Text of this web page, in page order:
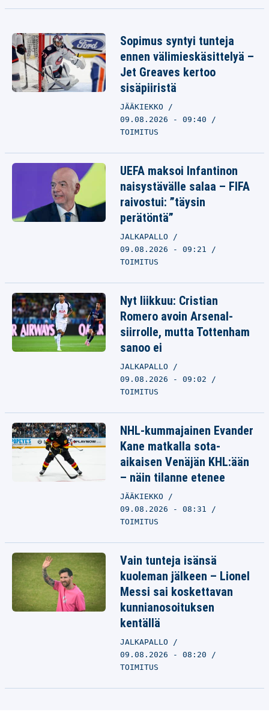
Sopimus syntyi tunteja
ennen välimieskäsittelyä –
Jet Greaves kertoo
sisäpiiristä
JÄÄKIEKKO
09.08.2026 - 09:40
TOIMITUS
UEFA maksoi Infantinon
naisystävälle salaa – FIFA
raivostui: ”täysin
perätöntä”
JALKAPALLO
09.08.2026 - 09:21
TOIMITUS
Nyt liikkuu: Cristian
Romero avoin Arsenal-
siirrolle, mutta Tottenham
sanoo ei
JALKAPALLO
09.08.2026 - 09:02
TOIMITUS
NHL-kummajainen Evander
Kane matkalla sota-
aikaisen Venäjän KHL:ään
– näin tilanne etenee
JÄÄKIEKKO
09.08.2026 - 08:31
TOIMITUS
Vain tunteja isänsä
kuoleman jälkeen – Lionel
Messi sai koskettavan
kunnianosoituksen
kentällä
JALKAPALLO
09.08.2026 - 08:20
TOIMITUS